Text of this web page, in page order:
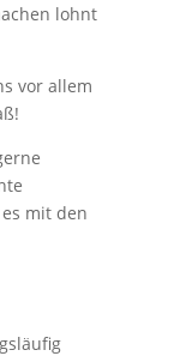
lohnt
vor allem
mit den